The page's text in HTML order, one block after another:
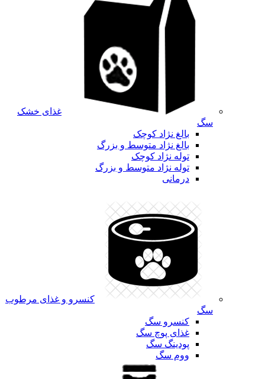
غذای خشک
سگ
بالغ نژاد کوچک
بالغ نژاد متوسط و بزرگ
توله نژاد کوچک
توله نژاد متوسط و بزرگ
درمانی
کنسرو و غذای مرطوب
سگ
کنسرو سگ
غذای پوچ سگ
پودینگ سگ
ووم سگ